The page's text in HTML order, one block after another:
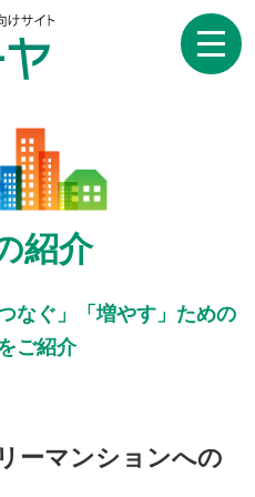
toggle
紹介
なぐ」「増やす」ための
ご紹介
ーマンションへの